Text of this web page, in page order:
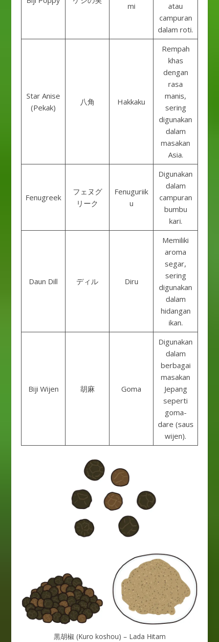
mi
atau
campuran
dalam roti.
Star Anise
(Pekak)
八角 Hakkaku
Rempah
khas
dengan
rasa
manis,
sering
digunakan
dalam
masakan
Asia.
Fenugreek
フェヌグ
リーク
Fenuguriik
u
Digunakan
dalam
campuran
bumbu
kari.
Daun Dill ディル Diru
Memiliki
aroma
segar,
sering
digunakan
dalam
hidangan
ikan.
Biji Wijen 胡麻 Goma
Digunakan
dalam
berbagai
masakan
Jepang
seperti
goma-
dare (saus
wijen).
黒胡椒 (Kuro koshou) – Lada Hitam